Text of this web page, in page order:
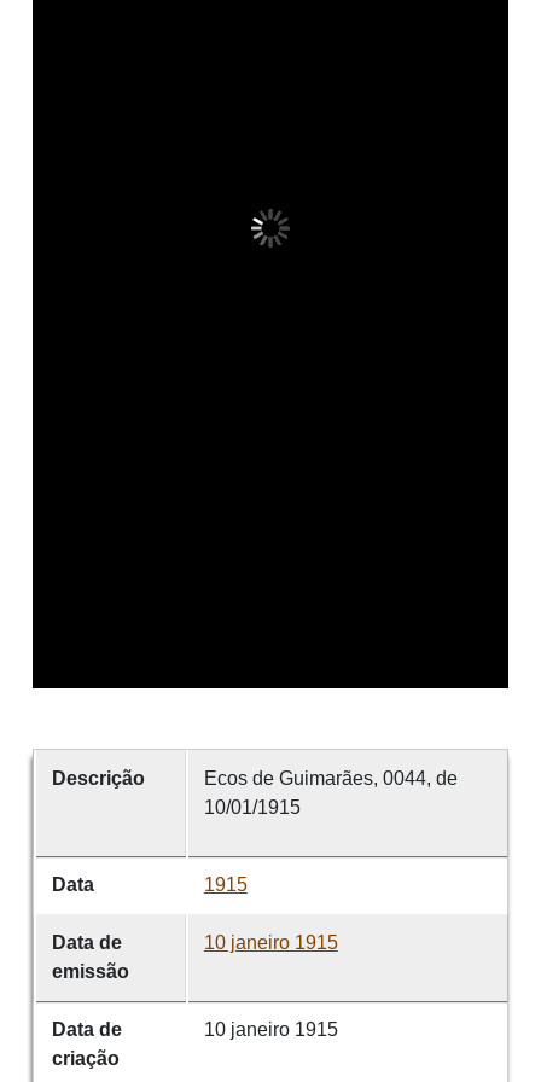
Descrição
Ecos de Guimarães, 0044, de
10/01/1915
Data 1915
Data de
emissão
10 janeiro 1915
Data de
criação
10 janeiro 1915